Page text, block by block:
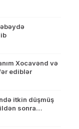
Xocavənd və
ediblər
itkin düşmüş
sonra